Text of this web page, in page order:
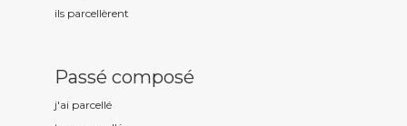
ils parcellèrent
Passé composé
j'ai parcellé